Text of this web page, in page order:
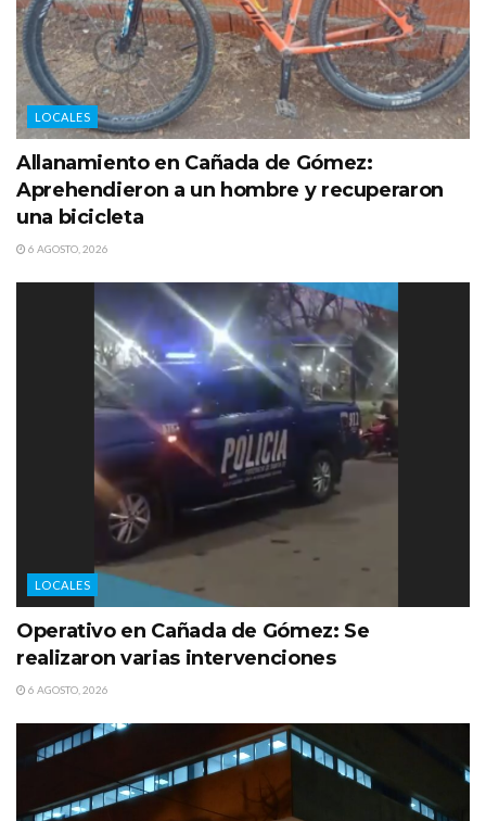
LOCALES
Allanamiento en Cañada de Gómez:
Aprehendieron a un hombre y recuperaron
una bicicleta
6 AGOSTO, 2026
LOCALES
Operativo en Cañada de Gómez: Se
realizaron varias intervenciones
6 AGOSTO, 2026